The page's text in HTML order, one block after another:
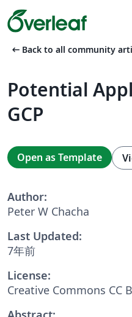
arrow_left_alt Back to all community
Potential
GCP
Open as Template
Author:
Peter W Chacha
Last Updated:
7年前
License:
Creative Commons CC